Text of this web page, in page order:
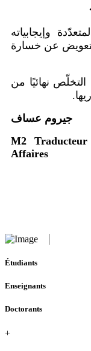
وإيجابياته
عن خسارة
نهائيًا من
جيروم عساف
M2
Affaires
Étudiants
Enseignants
Doctorants
+